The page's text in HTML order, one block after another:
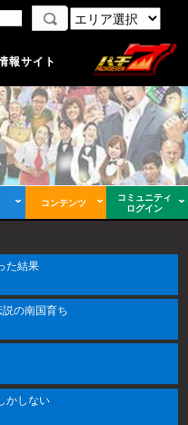
報サイト
コンテンツ
コミュニティ
ログイン
た結果
の南国育ち
かしない